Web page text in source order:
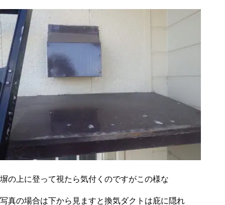
塀の上に登って視たら気付くのですがこの様な
写真の場合は下から見ますと換気ダクトは庇に隠れ